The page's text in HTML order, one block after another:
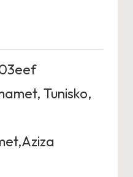
, Tunisko,